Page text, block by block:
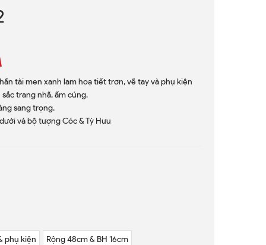
tài men xanh lam hoạ tiết trơn, vẽ tay và phụ kiện
trang nhã, ấm cúng.
sang trọng.
và bộ tượng Cóc & Tỳ Hưu
phụ kiện Rộng 48cm & BH 16cm